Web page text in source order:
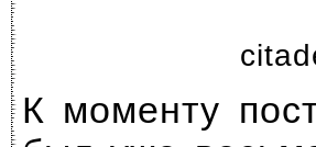
К моменту